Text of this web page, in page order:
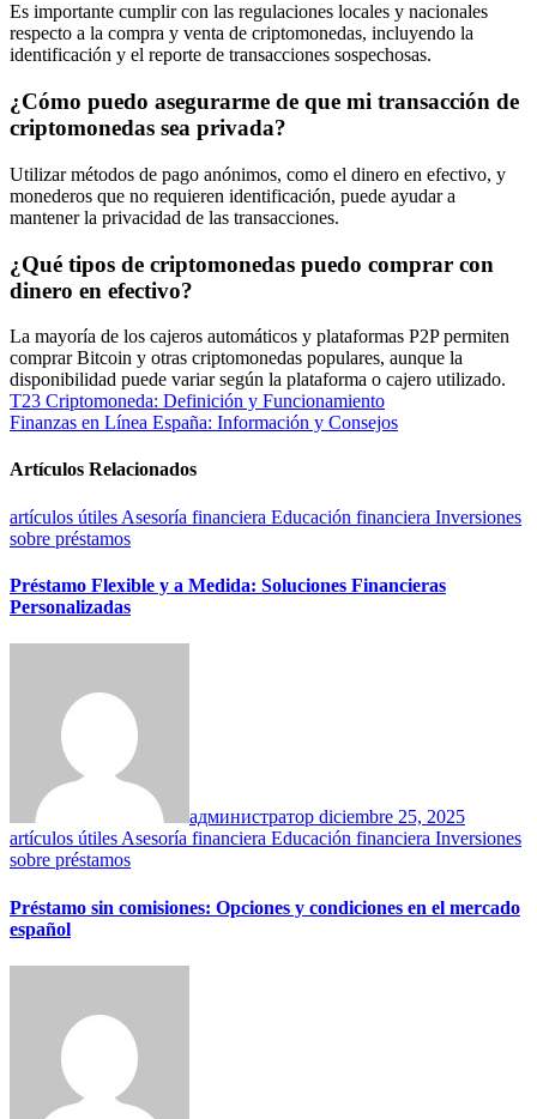
Es importante cumplir con las regulaciones locales y nacionales
respecto a la compra y venta de criptomonedas, incluyendo la
identificación y el reporte de transacciones sospechosas.
¿Cómo puedo asegurarme de que mi transacción de
criptomonedas sea privada?
Utilizar métodos de pago anónimos, como el dinero en efectivo, y
monederos que no requieren identificación, puede ayudar a
mantener la privacidad de las transacciones.
¿Qué tipos de criptomonedas puedo comprar con
dinero en efectivo?
La mayoría de los cajeros automáticos y plataformas P2P permiten
comprar Bitcoin y otras criptomonedas populares, aunque la
disponibilidad puede variar según la plataforma o cajero utilizado.
Navegación
de
entradas
T23 Criptomoneda: Definición y Funcionamiento
Finanzas en Línea España: Información y Consejos
Artículos Relacionados
artículos útiles Asesoría financiera Educación financiera Inversiones
sobre préstamos
Préstamo Flexible y a Medida: Soluciones Financieras
Personalizadas
администратор diciembre 25, 2025
artículos útiles Asesoría financiera Educación financiera Inversiones
sobre préstamos
Préstamo sin comisiones: Opciones y condiciones en el mercado
español